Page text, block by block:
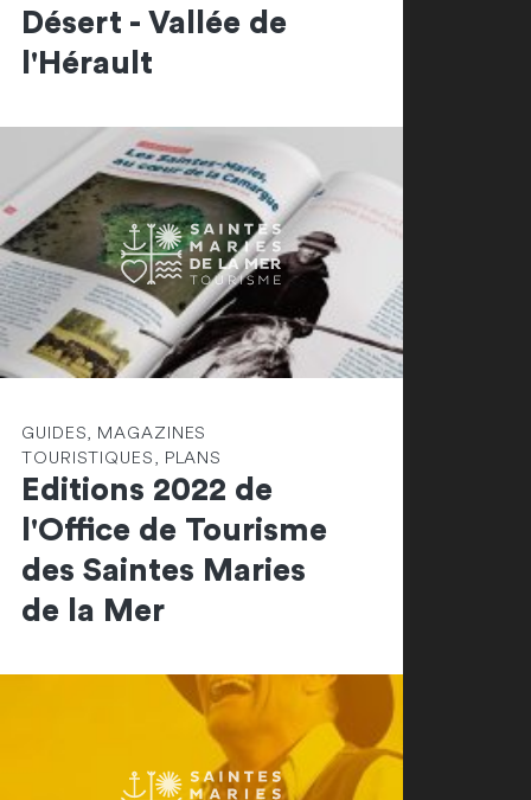
Désert - Vallée de
l'Hérault
GUIDES, MAGAZINES
TOURISTIQUES, PLANS
Editions 2022 de
l'Office de Tourisme
des Saintes Maries
de la Mer